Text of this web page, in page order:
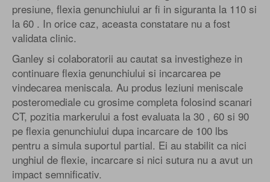
presiune, flexia genunchiului ar fi in siguranta la 110 si
la 60 . In orice caz, aceasta constatare nu a fost
validata clinic.
Ganley si colaboratorii au cautat sa investigheze in
continuare flexia genunchiului si incarcarea pe
vindecarea meniscala. Au produs leziuni meniscale
posteromediale cu grosime completa folosind scanari
CT, pozitia markerului a fost evaluata la 30 , 60 si 90
pe flexia genunchiului dupa incarcare de 100 lbs
pentru a simula suportul partial. Ei au stabilit ca nici
unghiul de flexie, incarcare si nici sutura nu a avut un
impact semnificativ.